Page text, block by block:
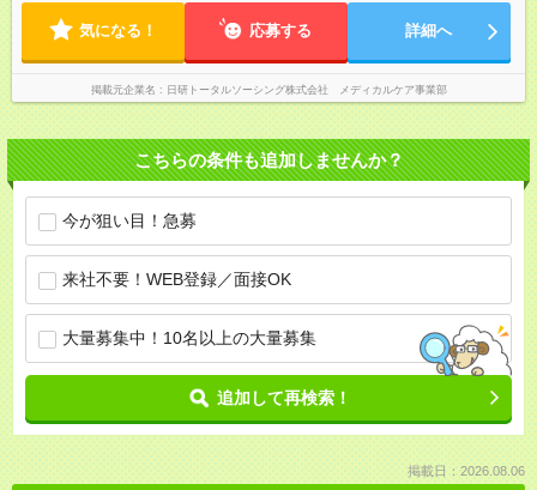
気になる！ 応募する 詳細へ
掲載元企業名 日研トータルソーシング株式会社 メディカルケア事業部
こちらの条件も追加しませんか？
今が狙い目！急募
来社不要！WEB登録／面接OK
大量募集中！10名以上の大量募集
追加して再検索！
掲載日：2026.08.06